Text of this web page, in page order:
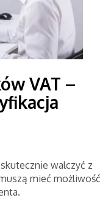
VAT –
walczyć z
mieć możliwość